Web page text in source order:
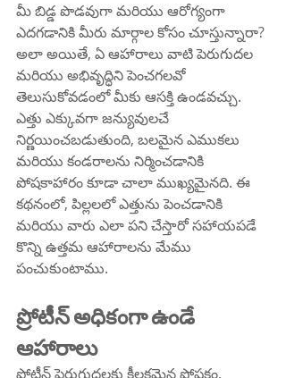
మీ బిడ్డ పొడవుగా మరియు ఆరోగ్యంగా
ఎదగడానికి మీరు మార్గాల కోసం చూస్తున్నారా?
అలా అయితే, ఏ ఆహారాలు వాటి పెరుగుదల
మరియు అభివృద్ధిని పెంచగలవో
తెలుసుకోవడంలో మీకు ఆసక్తి ఉండవచ్చు.
ఎత్తు ఎక్కువగా జన్యువులచే
నిర్ణయించబడుతుంది, బలమైన ఎముకలు
మరియు కండరాలను నిర్మించడానికి
పోషకాహారం కూడా చాలా ముఖ్యమైనది. ఈ
కథనంలో, పిల్లలలో ఎత్తును పెంచడానికి
మరియు వారు ఎలా పని చేస్తారో సహాయపడే
కొన్ని ఉత్తమ ఆహారాలను మేము
పంచుకుంటాము.
ప్రోటీన్ అధికంగా ఉండే
ఆహారాలు
ప్రోటీన్ పెరుగుదలకు కీలకమైన పోషకం,